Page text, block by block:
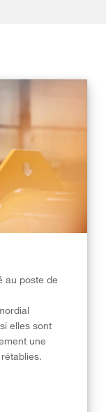
au poste de
elles sont
une